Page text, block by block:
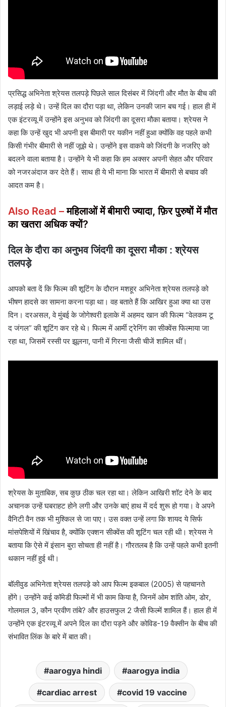
प्रसिद्ध अभिनेता श्रेयस तलपड़े पिछले साल दिसंबर में जिंदगी और मौत के बीच की
लड़ाई लड़े थे। उन्हें दिल का दौरा पड़ा था, लेकिन उनकी जान बच गई। हाल ही में
एक इंटरव्यू में उन्होंने इस अनुभव को जिंदगी का दूसरा मौका बताया। श्रेयस ने
कहा कि उन्हें खुद भी अपनी इस बीमारी पर यकीन नहीं हुआ क्योंकि वह पहले कभी
किसी गंभीर बीमारी से नहीं जूझे थे। उन्होंने इस वाकये को जिंदगी के नजरिए को
बदलने वाला बताया है। उन्होंने ये भी कहा कि हम अक्सर अपनी सेहत और परिवार
को नजरअंदाज कर देते हैं। साथ ही ये भी माना कि भारत में बीमारी से बचाव की
आदत कम है।
Also Read –महिलाओं में बीमारी ज्यादा, फ़िर पुरुषों में मौत
का खतरा अधिक क्यों?
दिल के दौरा का अनुभव जिंदगी का दूसरा मौका : श्रेयस
तलपड़े
आपको बता दें कि फिल्म की शूटिंग के दौरान मशहूर अभिनेता श्रेयस तलपड़े को
भीषण हादसे का सामना करना पड़ा था। वह बताते हैं कि आखिर हुआ क्या था उस
दिन। दरअसल, वे मुंबई के जोगेश्वरी इलाके में अहमद खान की फिल्म “वेलकम टू
द जंगल” की शूटिंग कर रहे थे। फिल्म में आर्मी ट्रेनिंग का सीक्वेंस फिल्माया जा
रहा था, जिसमें रस्सी पर झूलना, पानी में गिरना जैसी चीजें शामिल थीं।
श्रेयस के मुताबिक, सब कुछ ठीक चल रहा था। लेकिन आखिरी शॉट देने के बाद
अचानक उन्हें घबराहट होने लगी और उनके बाएं हाथ में दर्द शुरू हो गया। वे अपने
वैनिटी वैन तक भी मुश्किल से जा पाए। उस वक्त उन्हें लगा कि शायद ये सिर्फ
मांसपेशियों में खिंचाव है, क्योंकि एक्शन सीक्वेंस की शूटिंग चल रही थी। श्रेयस ने
बताया कि ऐसे में इंसान बुरा सोचता ही नहीं है। गौरतलब है कि उन्हें पहले कभी इतनी
थकान नहीं हुई थी।
बॉलीवुड अभिनेता श्रेयस तलपड़े को आप फिल्म इकबाल (2005) से पहचानते
होंगे। उन्होंने कई कॉमेडी फिल्मों में भी काम किया है, जिनमें ओम शांति ओम, डोर,
गोलमाल 3, कौन प्रवीण तांबे? और हाउसफुल 2 जैसी फिल्में शामिल हैं। हाल ही में
उन्होंने एक इंटरव्यू में अपने दिल का दौरा पड़ने और कोविड-19 वैक्सीन के बीच की
संभावित लिंक के बारे में बात की।
aarogya hindi aarogya india
cardiac arrest covid 19 vaccine